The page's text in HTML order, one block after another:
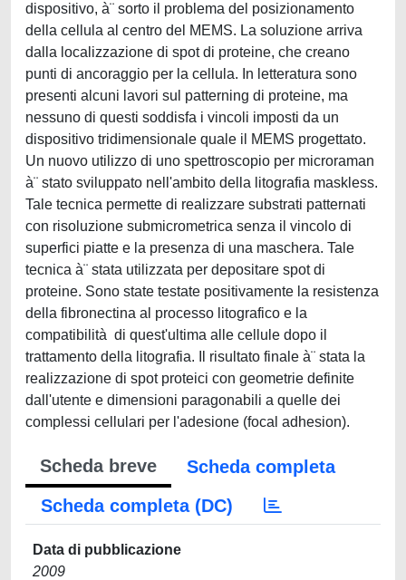
dispositivo, à¨ sorto il problema del posizionamento
della cellula al centro del MEMS. La soluzione arriva
dalla localizzazione di spot di proteine, che creano
punti di ancoraggio per la cellula. In letteratura sono
presenti alcuni lavori sul patterning di proteine, ma
nessuno di questi soddisfa i vincoli imposti da un
dispositivo tridimensionale quale il MEMS progettato.
Un nuovo utilizzo di uno spettroscopio per microraman
à¨ stato sviluppato nell'ambito della litografia maskless.
Tale tecnica permette di realizzare substrati patternati
con risoluzione submicrometrica senza il vincolo di
superfici piatte e la presenza di una maschera. Tale
tecnica à¨ stata utilizzata per depositare spot di
proteine. Sono state testate positivamente la resistenza
della fibronectina al processo litografico e la
compatibilità di quest'ultima alle cellule dopo il
trattamento della litografia. Il risultato finale à¨ stata la
realizzazione di spot proteici con geometrie definite
dall'utente e dimensioni paragonabili a quelle dei
complessi cellulari per l'adesione (focal adhesion).
Scheda breve
Scheda completa
Scheda completa (DC)
Data di pubblicazione
2009